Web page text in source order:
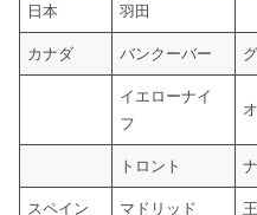
日本 羽田
カナダ バンクーバー
イエローナイ
フ
トロント
スペイン マドリッド